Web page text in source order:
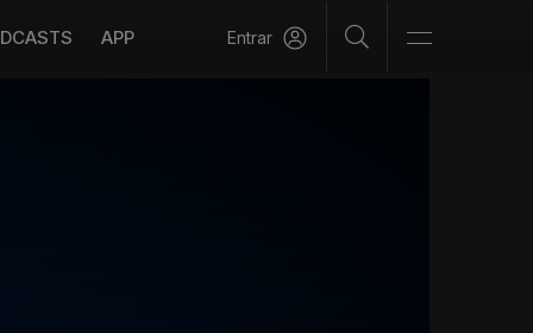
APP Entrar